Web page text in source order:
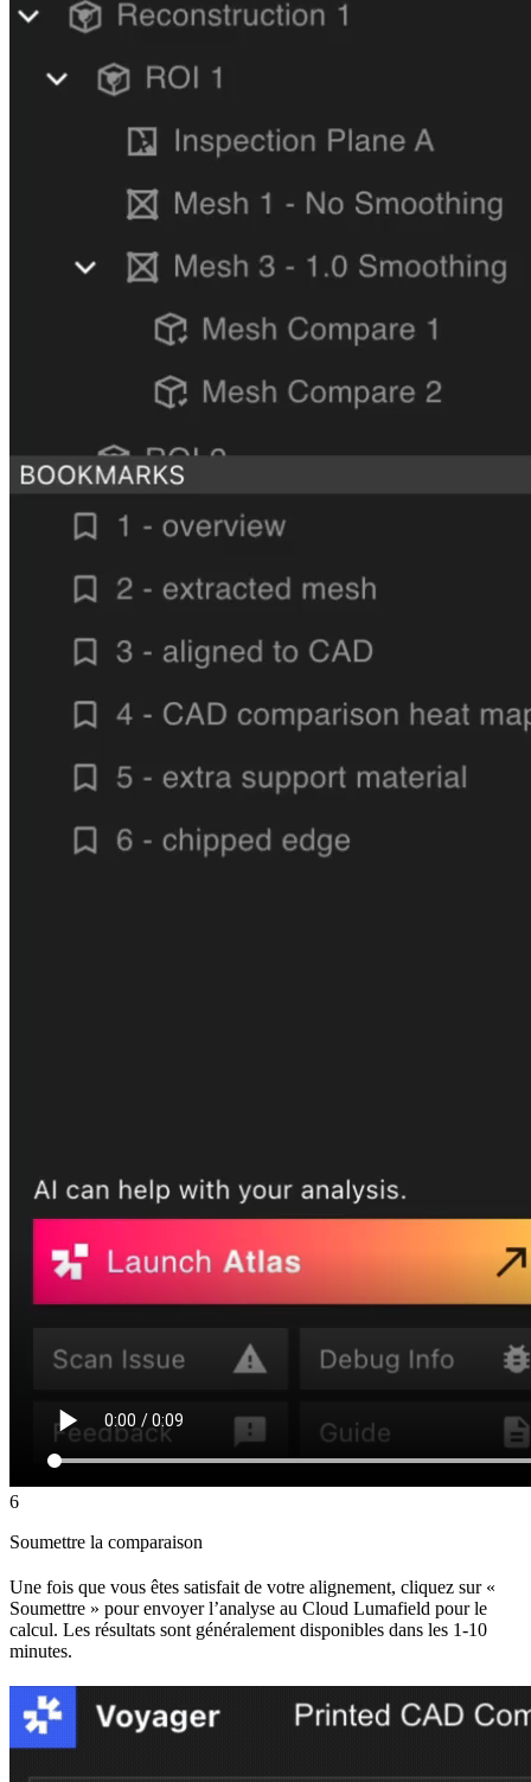
6
Soumettre la comparaison
Une fois que vous êtes satisfait de votre alignement, cliquez sur «
Soumettre » pour envoyer l’analyse au Cloud Lumafield pour le
calcul. Les résultats sont généralement disponibles dans les 1-10
minutes.